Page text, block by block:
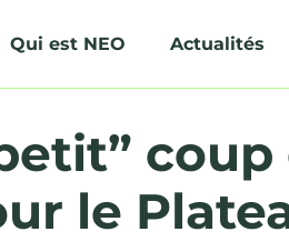
Qui est NEO Actualités
le